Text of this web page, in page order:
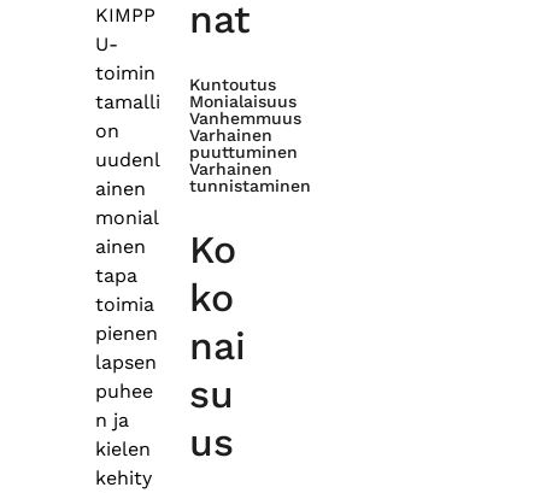
KIMPP
U-
toimin
tamalli
on
uudenl
ainen
monial
ainen
tapa
toimia
pienen
lapsen
puhee
n ja
kielen
kehity
nat
Kuntoutus
Monialaisuus
Vanhemmuus
Varhainen
puuttuminen
Varhainen
tunnistaminen
Ko
ko
nai
su
us